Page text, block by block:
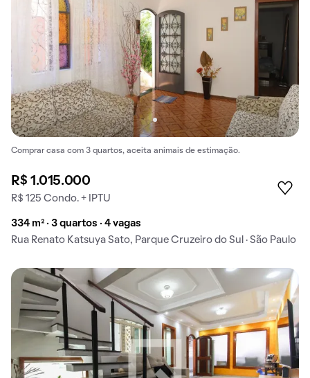
Comprar casa com 3 quartos, aceita animais de estimação.
R$ 1.015.000
R$ 125 Condo. + IPTU
334 m² · 3 quartos · 4 vagas
Rua Renato Katsuya Sato, Parque Cruzeiro do Sul · São Paulo